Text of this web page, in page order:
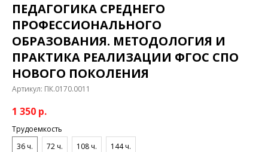
ПЕДАГОГИКА СРЕДНЕГО
ПРОФЕССИОНАЛЬНОГО
ОБРАЗОВАНИЯ. МЕТОДОЛОГИЯ И
ПРАКТИКА РЕАЛИЗАЦИИ ФГОС СПО
НОВОГО ПОКОЛЕНИЯ
Артикул: ПК.0170.0011
1 350 р.
Трудоемкость
36 ч.
72 ч. 108 ч. 144 ч.